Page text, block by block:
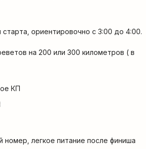
ориентировочно с 3:00 до 4:00.
на 200 или 300 километров ( в
КП
номер, легкое питание после финиша